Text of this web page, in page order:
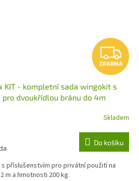
Z
D
R
M
A
ZDARMA
KIT - kompletní sada wingokit s
pro dvoukřídlou bránu do 4m
Skladem
Do košíku
příslušenstvím pro privátní použití na
m a hmotnosti 200 kg.